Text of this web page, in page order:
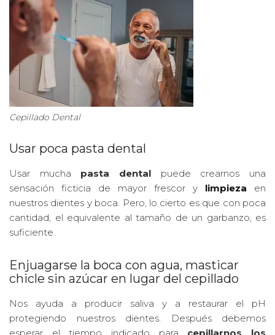
Cepillado Dental
Usar poca pasta dental
Usar mucha pasta dental puede crearnos una
sensación ficticia de mayor frescor y limpieza
en
nuestros dientes y boca. Pero, lo cierto es que con poca
cantidad, el equivalente al tamaño de un garbanzo, es
suficiente.
Enjuagarse la boca con agua, masticar
chicle sin azúcar en lugar del cepillado
Nos ayuda a producir saliva y a restaurar el pH
protegiendo nuestros dientes. Después debemos